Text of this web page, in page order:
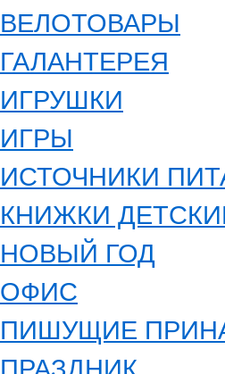
ВЕЛОТОВАРЫ
ГАЛАНТЕРЕЯ
ИГРУШКИ
ИГРЫ
ИСТОЧНИКИ
КНИЖКИ
НОВЫЙ ГОД
ОФИС
ПИШУЩИЕ